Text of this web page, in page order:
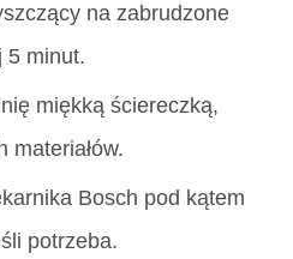
na zabrudzone
5 minut.
miękką ściereczką,
materiałów.
Bosch pod kątem
potrzeba.